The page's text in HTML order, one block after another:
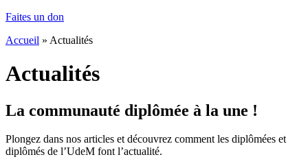
Faites un don
Accueil » Actualités
Actualités
La communauté diplômée à la une !
Plongez dans nos articles et découvrez comment les diplômées et
diplômés de l’UdeM font l’actualité.